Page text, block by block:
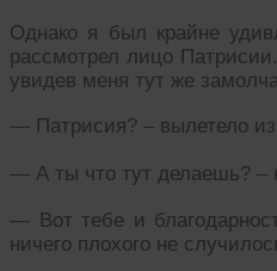
Однако я был крайне
рассмотрел лицо
увидев меня тут же
— Патрисия? – вылетело из
— А ты что тут делаешь? –
— Вот тебе и
ничего плохого не